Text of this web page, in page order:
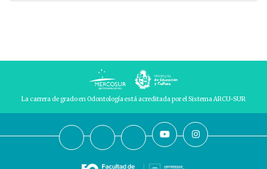
La carrera de grado en Odontología está acreditada por el Sistema ARCU-SUR